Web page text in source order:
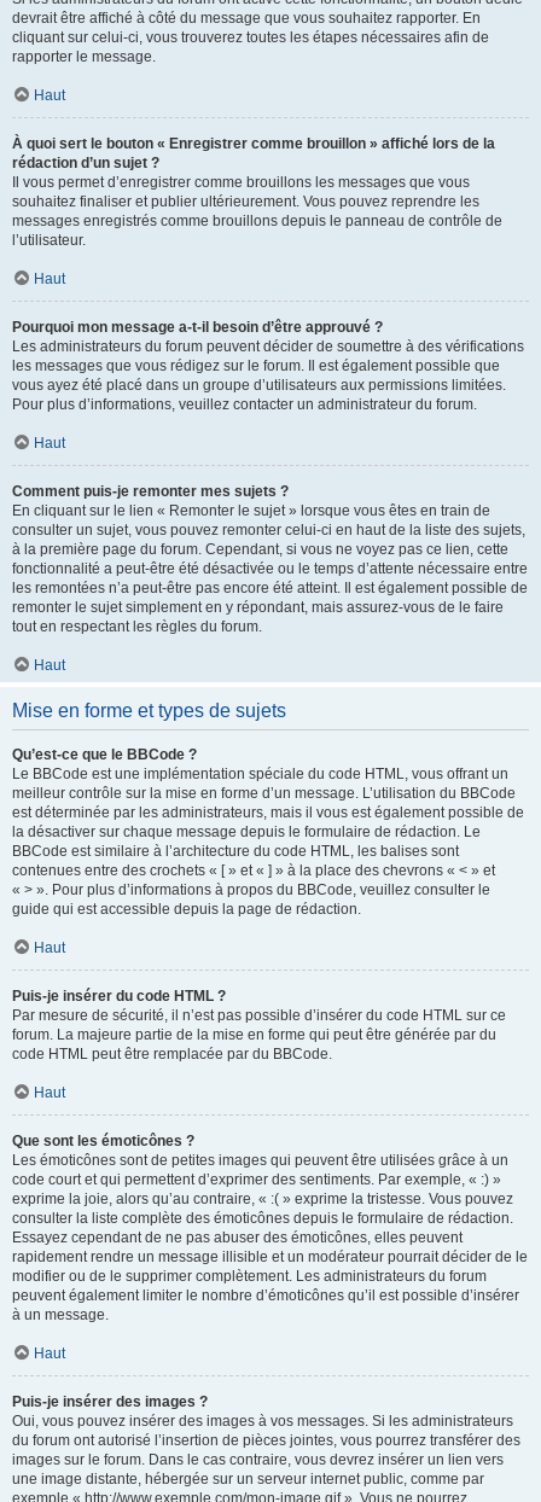
devrait être affiché à côté du message que vous souhaitez rapporter. En
cliquant sur celui-ci, vous trouverez toutes les étapes nécessaires afin de
rapporter le message.
Haut
À quoi sert le bouton « Enregistrer comme brouillon » affiché lors de la
rédaction d’un sujet ?
Il vous permet d’enregistrer comme brouillons les messages que vous
souhaitez finaliser et publier ultérieurement. Vous pouvez reprendre les
messages enregistrés comme brouillons depuis le panneau de contrôle de
l’utilisateur.
Haut
Pourquoi mon message a-t-il besoin d’être approuvé ?
Les administrateurs du forum peuvent décider de soumettre à des vérifications
les messages que vous rédigez sur le forum. Il est également possible que
vous ayez été placé dans un groupe d’utilisateurs aux permissions limitées.
Pour plus d’informations, veuillez contacter un administrateur du forum.
Haut
Comment puis-je remonter mes sujets ?
En cliquant sur le lien « Remonter le sujet » lorsque vous êtes en train de
consulter un sujet, vous pouvez remonter celui-ci en haut de la liste des sujets,
à la première page du forum. Cependant, si vous ne voyez pas ce lien, cette
fonctionnalité a peut-être été désactivée ou le temps d’attente nécessaire entre
les remontées n’a peut-être pas encore été atteint. Il est également possible de
remonter le sujet simplement en y répondant, mais assurez-vous de le faire
tout en respectant les règles du forum.
Haut
Mise en forme et types de sujets
Qu’est-ce que le BBCode ?
Le BBCode est une implémentation spéciale du code HTML, vous offrant un
meilleur contrôle sur la mise en forme d’un message. L’utilisation du BBCode
est déterminée par les administrateurs, mais il vous est également possible de
la désactiver sur chaque message depuis le formulaire de rédaction. Le
BBCode est similaire à l’architecture du code HTML, les balises sont
contenues entre des crochets « [ » et « ] » à la place des chevrons « < » et
« > ». Pour plus d’informations à propos du BBCode, veuillez consulter le
guide qui est accessible depuis la page de rédaction.
Haut
Puis-je insérer du code HTML ?
Par mesure de sécurité, il n’est pas possible d’insérer du code HTML sur ce
forum. La majeure partie de la mise en forme qui peut être générée par du
code HTML peut être remplacée par du BBCode.
Haut
Que sont les émoticônes ?
Les émoticônes sont de petites images qui peuvent être utilisées grâce à un
code court et qui permettent d’exprimer des sentiments. Par exemple, « :) »
exprime la joie, alors qu’au contraire, « :( » exprime la tristesse. Vous pouvez
consulter la liste complète des émoticônes depuis le formulaire de rédaction.
Essayez cependant de ne pas abuser des émoticônes, elles peuvent
rapidement rendre un message illisible et un modérateur pourrait décider de le
modifier ou de le supprimer complètement. Les administrateurs du forum
peuvent également limiter le nombre d’émoticônes qu’il est possible d’insérer
à un message.
Haut
Puis-je insérer des images ?
Oui, vous pouvez insérer des images à vos messages. Si les administrateurs
du forum ont autorisé l’insertion de pièces jointes, vous pourrez transférer des
images sur le forum. Dans le cas contraire, vous devrez insérer un lien vers
une image distante, hébergée sur un serveur internet public, comme par
exemple « http://www.exemple.com/mon-image.gif ». Vous ne pourrez